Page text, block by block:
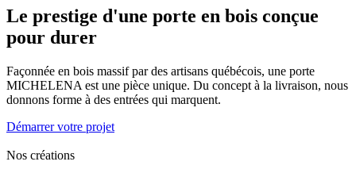
Le prestige d'une porte en bois conçue
pour durer
Façonnée en bois massif par des artisans québécois, une porte
MICHELENA est une pièce unique. Du concept à la livraison, nous
donnons forme à des entrées qui marquent.
Démarrer votre projet
Nos créations